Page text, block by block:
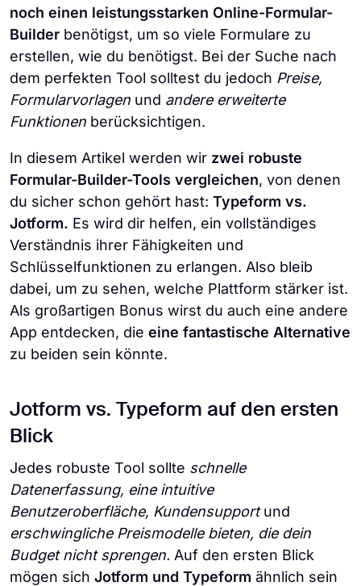
noch einen leistungsstarken Online-Formular-
Builder benötigst, um so viele Formulare zu
erstellen, wie du benötigst. Bei der Suche nach
dem perfekten Tool solltest du jedoch Preise,
Formularvorlagen und andere erweiterte
Funktionen berücksichtigen.
In diesem Artikel werden wir zwei robuste
Formular-Builder-Tools vergleichen, von denen
du sicher schon gehört hast: Typeform vs.
Jotform. Es wird dir helfen, ein vollständiges
Verständnis ihrer Fähigkeiten und
Schlüsselfunktionen zu erlangen. Also bleib
dabei, um zu sehen, welche Plattform stärker ist.
Als großartigen Bonus wirst du auch eine andere
App entdecken, die eine fantastische Alternative
zu beiden sein könnte.
Jotform vs. Typeform auf den ersten
Blick
Jedes robuste Tool sollte schnelle
Datenerfassung, eine intuitive
Benutzeroberfläche, Kundensupportund
erschwingliche Preismodelle bieten, die dein
Budget nicht sprengen. Auf den ersten Blick
mögen sich Jotform und Typeform ähnlich sein